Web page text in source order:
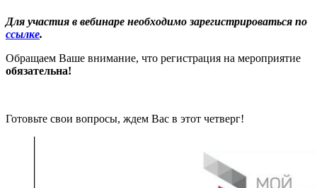
Для участия в вебинаре необходимо зарегистрироваться по
ссылке.
Обращаем Ваше внимание, что регистрация на мероприятие
обязательна!
Готовьте свои вопросы, ждем Вас в этот четверг!